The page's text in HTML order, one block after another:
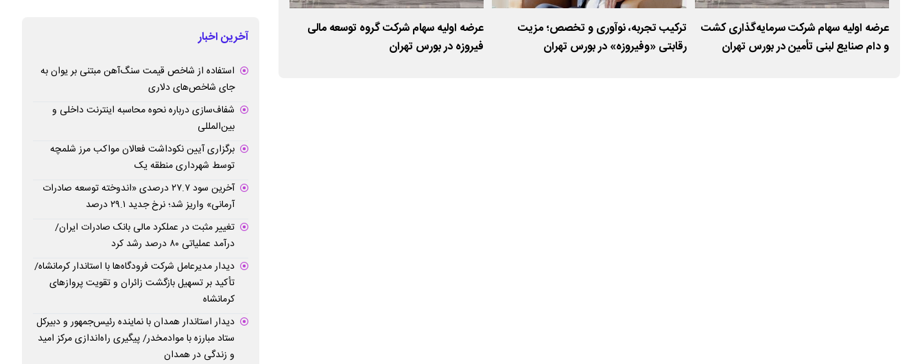
عرضه اولیه سهام شرکت سرمایه‌گذاری کشت
و دام صنایع لبنی تأمین در بورس تهران
ترکیب تجربه، نوآوری و تخصص؛ مزیت
رقابتی «وفیروزه» در بورس تهران
عرضه اولیه سهام شرکت گروه توسعه مالی
فیروزه در بورس تهران
ساعت جلسه معاملاتی بازار سهام بورس تهران
به روال قبل بازگشت / آغاز مجدد مرحله
«معاملات پایانی» (TAL) از شنبه
آخرین اخبار
استفاده از شاخص قیمت سنگ‌آهن مبتنی بر یوان به
جای شاخص‌های دلاری
شفاف‌سازی درباره نحوه محاسبه اینترنت داخلی و
بین‌المللی
برگزاری آیین نکوداشت فعالان مواکب مرز شلمچه
توسط شهرداری منطقه یک
آخرین سود ۲۷.۷ درصدی «اندوخته توسعه صادرات
آرمانی» واریز شد؛ نرخ جدید ۲۹.۱ درصد
تغییر مثبت در عملکرد مالی بانک صادرات ایران/
درآمد عملیاتی ۸۰ درصد رشد کرد
دیدار مدیرعامل شرکت فرودگاه‌ها با استاندار کرمانشاه/
تأکید بر تسهیل بازگشت زائران و تقویت پروازهای
کرمانشاه
دیدار استاندار همدان با نماینده رئیس‌جمهور و دبیرکل
ستاد مبارزه با موادمخدر/ پیگیری راه‌اندازی مرکز امید
و زندگی در همدان